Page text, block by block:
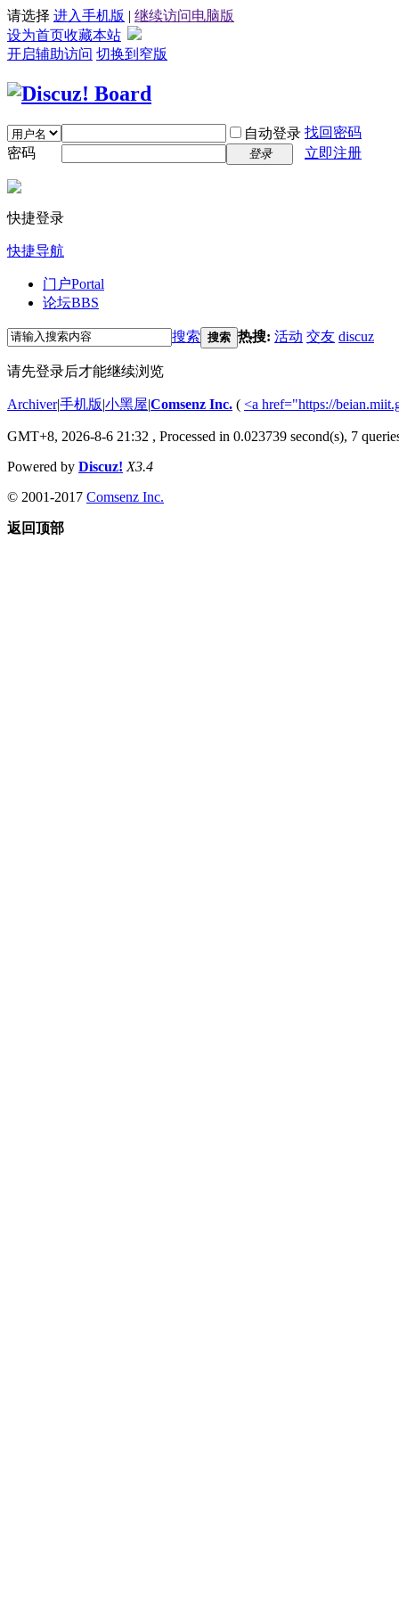
请选择 进入手机版 | 继续访问电脑版
设为首页收藏本站
开启辅助访问 切换到窄版
自动登录 找回密码
密码
登录 立即注册
快捷登录
快捷导航
门户Portal
论坛BBS
搜索 搜索 热搜: 活动 交友 discuz
请先登录后才能继续浏览
Archiver|手机版|小黑屋|Comsenz Inc. ( <a href="https://
GMT+8, 2026-8-6 21:32 , Processed in 0.023739 second(s), 7
Powered by Discuz! X3.4
© 2001-2017 Comsenz Inc.
返回顶部